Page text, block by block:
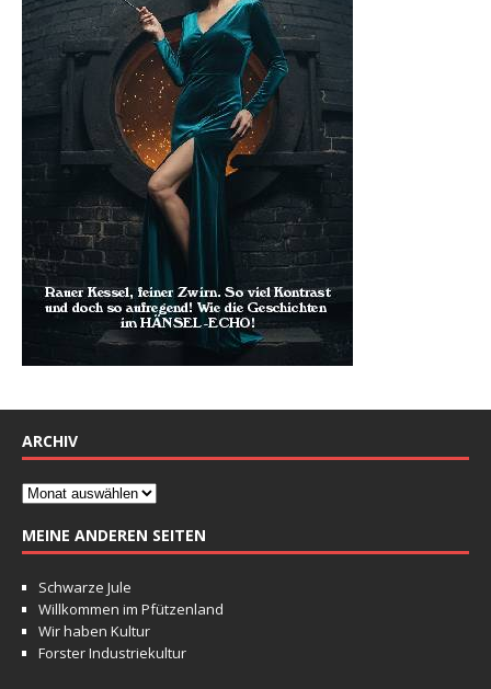
ARCHIV
MEINE ANDEREN SEITEN
Schwarze Jule
Willkommen im Pfützenland
Wir haben Kultur
Forster Industriekultur